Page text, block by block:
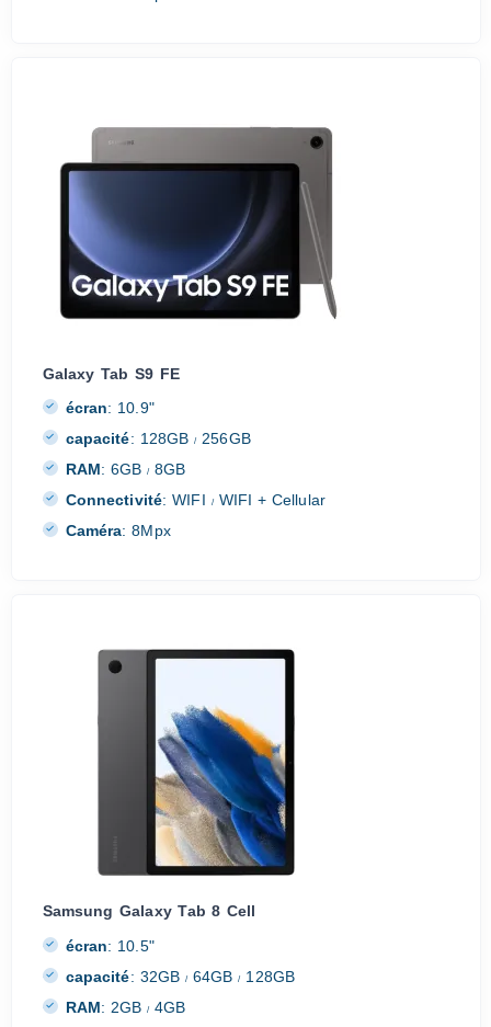
Galaxy Tab S9 FE
écran: 10.9"
capacité: 128GB/ 256GB
RAM: 6GB/ 8GB
Connectivité: WIFI /WIFI + Cellular
Caméra: 8Mpx
Samsung Galaxy Tab 8 Cell
écran: 10.5"
capacité: 32GB/ 64GB/ 128GB
RAM: 2GB/ 4GB